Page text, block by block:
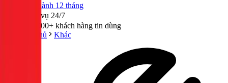
Bảo hành 12 tháng
Phục vụ 24/7
300,000+ khách hàng tin dùng
Trang chủ
Khác